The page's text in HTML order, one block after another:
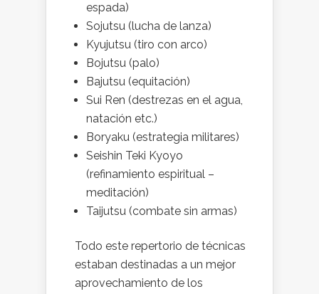
espada)
Sojutsu (lucha de lanza)
Kyujutsu (tiro con arco)
Bojutsu (palo)
Bajutsu (equitación)
Sui Ren (destrezas en el agua,
natación etc.)
Boryaku (estrategia militares)
Seishin Teki Kyoyo
(refinamiento espiritual –
meditación)
Taijutsu (combate sin armas)
Todo este repertorio de técnicas
estaban destinadas a un mejor
aprovechamiento de los